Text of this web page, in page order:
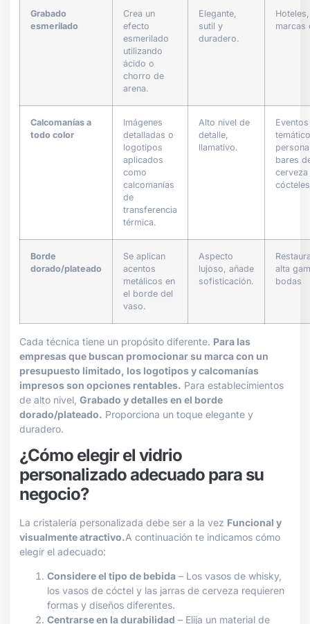
Grabado
esmerilado
Crea un
efecto
esmerilado
utilizando
ácido o
chorro de
arena.
Elegante,
sutil y
duradero.
Hoteles,
marcas
Calcomanías a
todo color
Imágenes
detalladas o
logotipos
aplicados
como
calcomanías
de
transferencia
térmica.
Alto nivel de
detalle,
llamativo.
Eventos
bares
cerveza
Borde
dorado/plateado
Se aplican
acentos
metálicos en
el borde del
vaso.
Aspecto
lujoso, añade
sofisticación.
alta
bodas
Cada técnica tiene un propósito diferente. Para las
empresas que buscan promocionar su marca con un
presupuesto limitado, los logotipos y calcomanías
impresos son opciones rentables. Para establecimientos
de alto nivel, Grabado y detalles en el borde
dorado/plateado. Proporciona un toque elegante y
duradero.
¿Cómo elegir el vidrio
personalizado adecuado para su
negocio?
La cristalería personalizada debe ser a la vez Funcional y
visualmente atractivo.A continuación te indicamos cómo
elegir el adecuado:
Considere el tipo de bebida – Los vasos de whisky,
los vasos de cóctel y las jarras de cerveza requieren
formas y diseños diferentes.
Centrarse en la durabilidad – Elija un material de